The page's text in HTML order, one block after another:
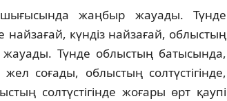
жаңбыр жауады. Түнде
найзағай, күндіз найзағай, облыстың
жауады. Түнде облыстың батысында,
жел соғады, облыстың солтүстігінде,
солтүстігінде жоғары өрт қаупі